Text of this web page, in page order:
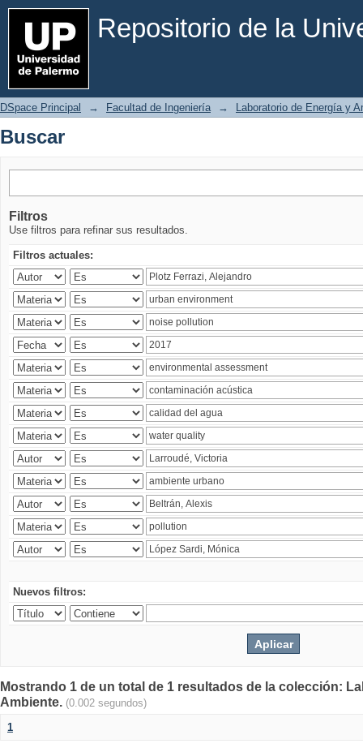
Repositorio de la
Buscar
DSpace Principal → Facultad de Ingeniería → Laboratorio de Energía y
Buscar
Filtros
Use filtros para refinar sus resultados.
Filtros actuales:
Nuevos filtros:
Mostrando 1 de un total de 1 resultados de la colección:
Ambiente. (0.002 segundos)
1